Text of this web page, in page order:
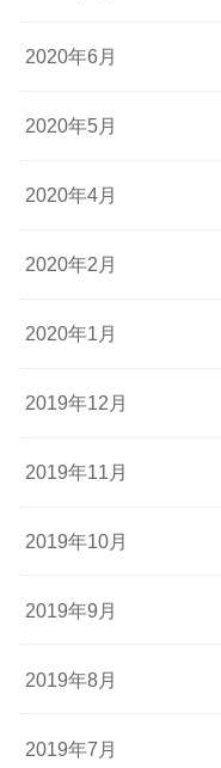
2020年6月
2020年5月
2020年4月
2020年2月
2020年1月
2019年12月
2019年11月
2019年10月
2019年9月
2019年8月
2019年7月